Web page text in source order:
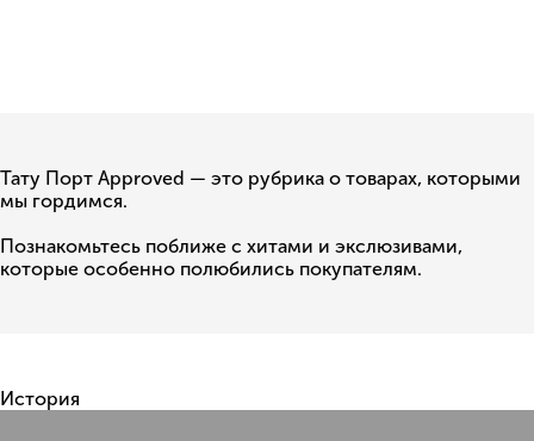
Тату Порт Approved — это рубрика о товарах, которыми
мы гордимся.
Познакомьтесь поближе с хитами и экслюзивами,
которые особенно полюбились покупателям.
История